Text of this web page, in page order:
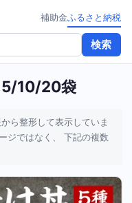
検索
補助金ふるさと納税
10/20袋
ら整形して表示していま
ジではなく、 下記の複数